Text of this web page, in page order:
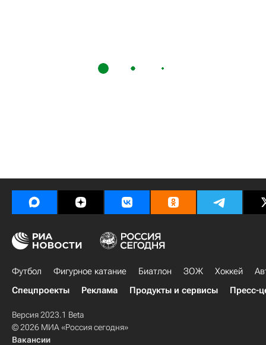
Футбол Фигурное катание Биатлон ЗОЖ Хоккей
Спецпроекты
Реклама Продукты и сервисы Пресс-
Версия 2023.1 Beta
© 2026 МИА «Россия сегодня»
Вакансии